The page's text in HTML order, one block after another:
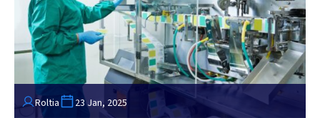
Roltia 23 Jan, 2025